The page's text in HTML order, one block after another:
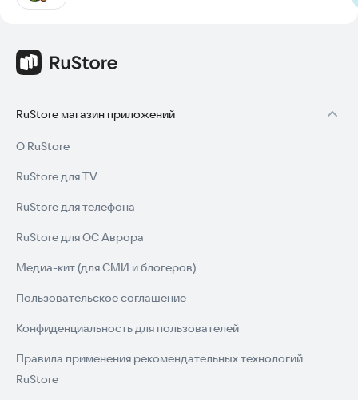
RuStore магазин приложений
О RuStore
RuStore для TV
RuStore для телефона
RuStore для ОС Аврора
Медиа-кит (для СМИ и блогеров)
Пользовательское соглашение
Конфиденциальность для пользователей
Правила применения рекомендательных технологий
RuStore